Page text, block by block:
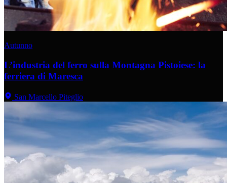
Autunno
L’industria del ferro sulla Montagna Pistoiese: la
ferriera di Maresca
San Marcello Piteglio